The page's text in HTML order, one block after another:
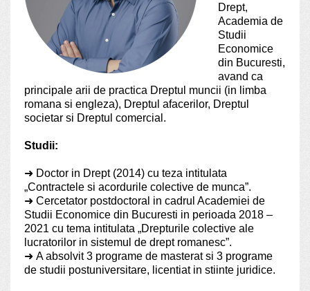
Drept,
Academia de
Studii
Economice
din Bucuresti,
avand ca
principale arii de practica Dreptul muncii (in limba
romana si engleza), Dreptul afacerilor, Dreptul
societar si Dreptul comercial.
Studii:
➜ Doctor in Drept (2014) cu teza intitulata
„Contractele si acordurile colective de munca”.
➜ Cercetator postdoctoral in cadrul Academiei de
Studii Economice din Bucuresti in perioada 2018 –
2021 cu tema intitulata „Drepturile colective ale
lucratorilor in sistemul de drept romanesc”.
➜ A absolvit 3 programe de masterat si 3 programe
de studii postuniversitare, licentiat in stiinte juridice.